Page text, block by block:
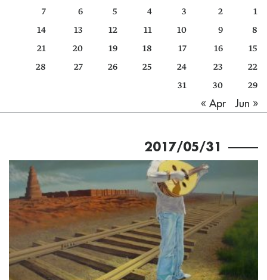
الأرشيف
1
2
3
4
5
6
7
8
9
10
11
12
13
14
15
16
17
18
19
20
21
22
23
24
25
26
27
28
29
30
31
« Apr
Jun »
2017/05/31